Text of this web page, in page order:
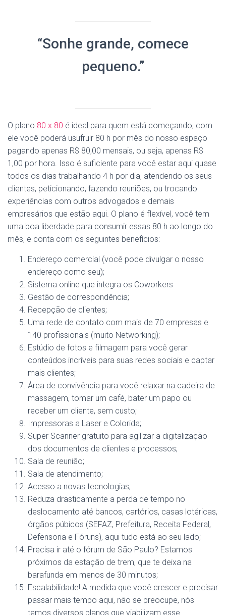
“Sonhe grande, comece
pequeno.”
O plano 80 x 80 é ideal para quem está começando, com
ele você poderá usufruir 80 h por mês do nosso espaço
pagando apenas R$ 80,00 mensais, ou seja, apenas R$
1,00 por hora. Isso é suficiente para você estar aqui quase
todos os dias trabalhando 4 h por dia, atendendo os seus
clientes, peticionando, fazendo reuniões, ou trocando
experiências com outros advogados e demais
empresários que estão aqui. O plano é flexível, você tem
uma boa liberdade para consumir essas 80 h ao longo do
mês, e conta com os seguintes benefícios:
Endereço comercial (você pode divulgar o nosso
endereço como seu);
Sistema online que integra os Coworkers
Gestão de correspondência;
Recepção de clientes;
Uma rede de contato com mais de 70 empresas e
140 profissionais (muito Networking);
Estúdio de fotos e filmagem para você gerar
conteúdos incríveis para suas redes sociais e captar
mais clientes;
Área de convivência para você relaxar na cadeira de
massagem, tomar um café, bater um papo ou
receber um cliente, sem custo;
Impressoras a Laser e Colorida;
Super Scanner gratuito para agilizar a digitalização
dos documentos de clientes e processos;
Sala de reunião;
Sala de atendimento;
Acesso a novas tecnologias;
Reduza drasticamente a perda de tempo no
deslocamento até bancos, cartórios, casas lotéricas,
órgãos púbicos (SEFAZ, Prefeitura, Receita Federal,
Defensoria e Fóruns), aqui tudo está ao seu lado;
Precisa ir até o fórum de São Paulo? Estamos
próximos da estação de trem, que te deixa na
barafunda em menos de 30 minutos;
Escalabilidade! A medida que você crescer e precisar
passar mais tempo aqui, não se preocupe, nós
temos diversos planos que viabilizam esse